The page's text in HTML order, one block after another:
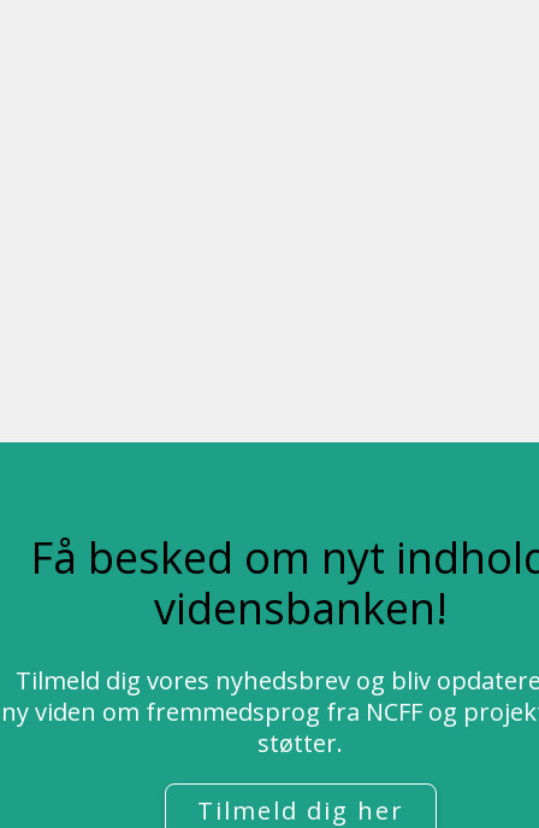
Få besked om nyt
vidensbanken!
Tilmeld dig vores nyhedsbrev og bliv
ny viden om fremmedsprog fra NCFF og
støtter.
Tilmeld dig her